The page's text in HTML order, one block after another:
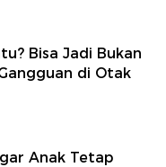
Bisa Jadi Bukan
di Otak
Anak Tetap